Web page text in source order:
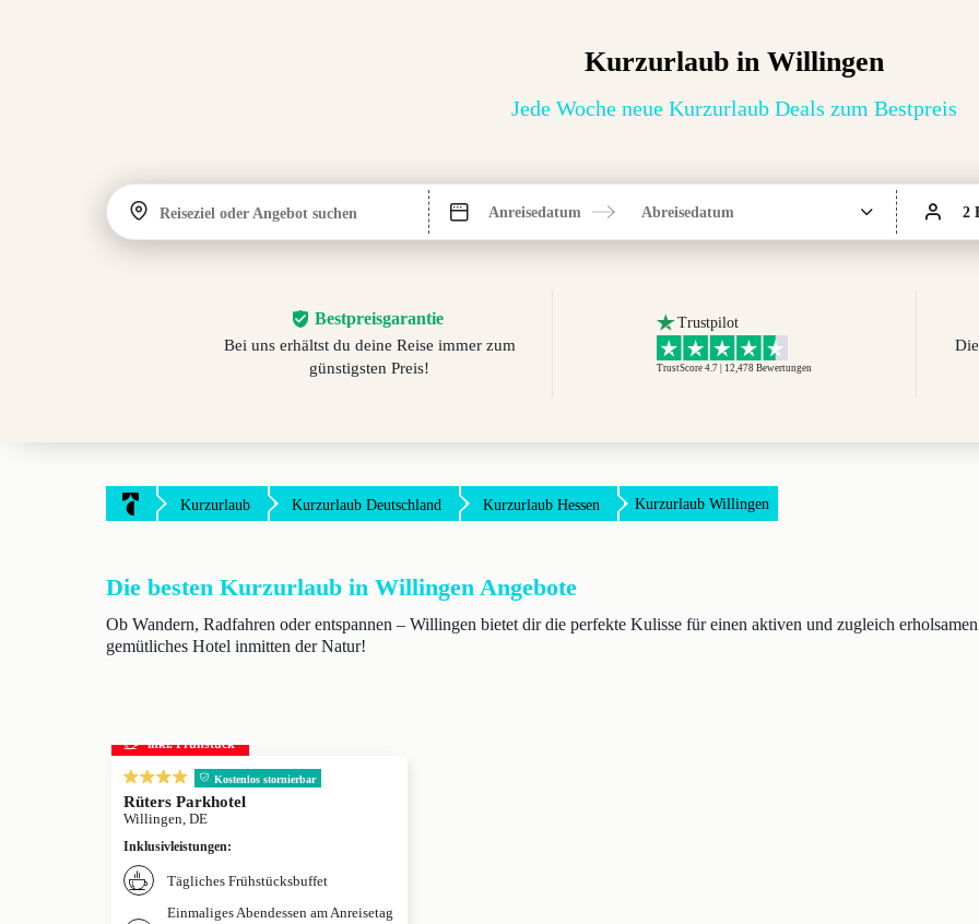
Kurzurlaub in Willingen
Jede Woche neue Kurzurlaub Deals zum Bestpreis
Reiseziel oder Angebot suchen Anreisedatum Abreisedatum 2
Bestpreisgarantie
Bei uns erhältst du deine Reise immer zum
günstigsten Preis!
Trustpilot
TrustScore 4.7 | 12,478 Bewertungen
Kurzurlaub Kurzurlaub Deutschland Kurzurlaub Hessen Kurzurlaub Willingen
Die besten Kurzurlaub in Willingen Angebote
Ob Wandern, Radfahren oder entspannen – Willingen bietet dir die perfekte Kulisse für einen aktiven und zugleich
gemütliches Hotel inmitten der Natur!
inkl. Frühstück
Kostenlos stornierbar
Rüters Parkhotel
Willingen, DE
Inklusivleistungen:
Tägliches Frühstücksbuffet
Einmaliges Abendessen am Anreisetag